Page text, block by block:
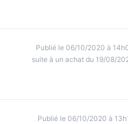
Publié le 06/10/2020 à
suite à un achat du 19/08/
Publié le 06/10/2020 à